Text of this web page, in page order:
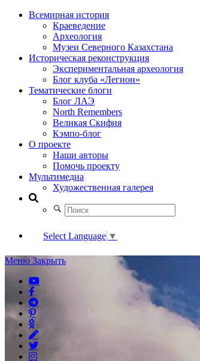
Всемирная история
Краеведение
Археология
Музеи Северного Казахстана
Историческая реконструкция
Экспериментальная археология
Блог клуба «Легион»
Тематические блоги
Блог ЛАЭ
North Remembers
Великая Скифия
Кэмпо-блог
О проекте
Наши авторы
Помочь проекту
Мультимедиа
Художественная галерея
Select Language ▼
Меню Закрыть